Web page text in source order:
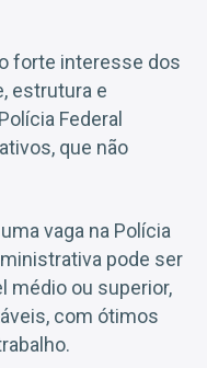
forte interesse dos
estrutura e
Federal
que não
vaga na Polícia
pode ser
médio ou superior,
com ótimos